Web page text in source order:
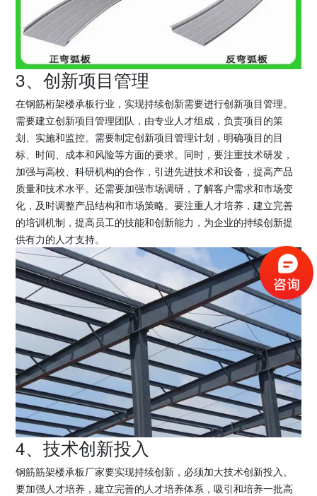
3、创新项目管理
在钢筋桁架楼承板行业，实现持续创新需要进行创新项目管理。
需要建立创新项目管理团队，由专业人才组成，负责项目的策
划、实施和监控。需要制定创新项目管理计划，明确项目的目
标、时间、成本和风险等方面的要求。同时，要注重技术研发，
加强与高校、科研机构的合作，引进先进技术和设备，提高产品
质量和技术水平。还需要加强市场调研，了解客户需求和市场变
化，及时调整产品结构和市场策略。要注重人才培养，建立完善
的培训机制，提高员工的技能和创新能力，为企业的持续创新提
供有力的人才支持。
4、技术创新投入
钢筋筋架楼承板厂家要实现持续创新，必须加大技术创新投入。
要加强人才培养，建立完善的人才培养体系，吸引和培养一批高